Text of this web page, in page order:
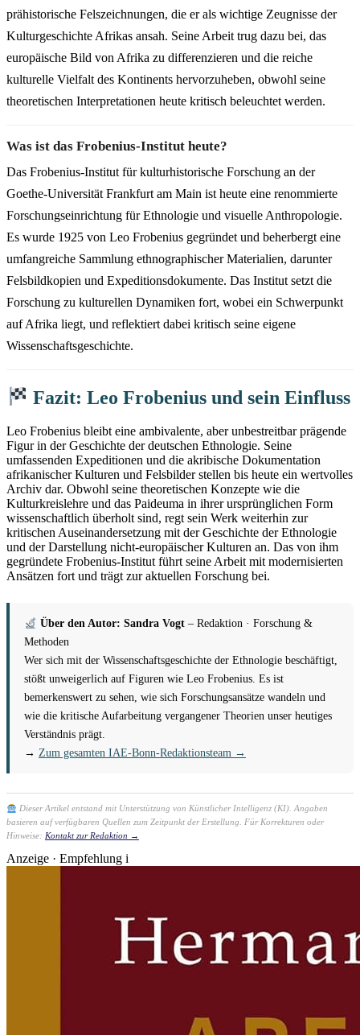
prähistorische Felszeichnungen, die er als wichtige Zeugnisse der
Kulturgeschichte Afrikas ansah. Seine Arbeit trug dazu bei, das
europäische Bild von Afrika zu differenzieren und die reiche
kulturelle Vielfalt des Kontinents hervorzuheben, obwohl seine
theoretischen Interpretationen heute kritisch beleuchtet werden.
Was ist das Frobenius-Institut heute?
Das Frobenius-Institut für kulturhistorische Forschung an der
Goethe-Universität Frankfurt am Main ist heute eine renommierte
Forschungseinrichtung für Ethnologie und visuelle Anthropologie.
Es wurde 1925 von Leo Frobenius gegründet und beherbergt eine
umfangreiche Sammlung ethnographischer Materialien, darunter
Felsbildkopien und Expeditionsdokumente. Das Institut setzt die
Forschung zu kulturellen Dynamiken fort, wobei ein Schwerpunkt
auf Afrika liegt, und reflektiert dabei kritisch seine eigene
Wissenschaftsgeschichte.
Fazit: Leo Frobenius und sein Einfluss
Leo Frobenius bleibt eine ambivalente, aber unbestreitbar prägende
Figur in der Geschichte der deutschen Ethnologie. Seine
umfassenden Expeditionen und die akribische Dokumentation
afrikanischer Kulturen und Felsbilder stellen bis heute ein wertvolles
Archiv dar. Obwohl seine theoretischen Konzepte wie die
Kulturkreislehre und das Paideuma in ihrer ursprünglichen Form
wissenschaftlich überholt sind, regt sein Werk weiterhin zur
kritischen Auseinandersetzung mit der Geschichte der Ethnologie
und der Darstellung nicht-europäischer Kulturen an. Das von ihm
gegründete Frobenius-Institut führt seine Arbeit mit modernisierten
Ansätzen fort und trägt zur aktuellen Forschung bei.
Über den Autor: Sandra Vogt– Redaktion · Forschung &
Methoden
Wer sich mit der Wissenschaftsgeschichte der Ethnologie beschäftigt,
stößt unweigerlich auf Figuren wie Leo Frobenius. Es ist
bemerkenswert zu sehen, wie sich Forschungsansätze wandeln und
wie die kritische Aufarbeitung vergangener Theorien unser heutiges
Verständnis prägt.
→ Zum gesamten IAE-Bonn-Redaktionsteam →
Dieser Artikel entstand mit Unterstützung von Künstlicher Intelligenz (KI). Angaben
basieren auf verfügbaren Quellen zum Zeitpunkt der Erstellung. Für Korrekturen oder
Hinweise: Kontakt zur Redaktion →
Anzeige · Empfehlung i